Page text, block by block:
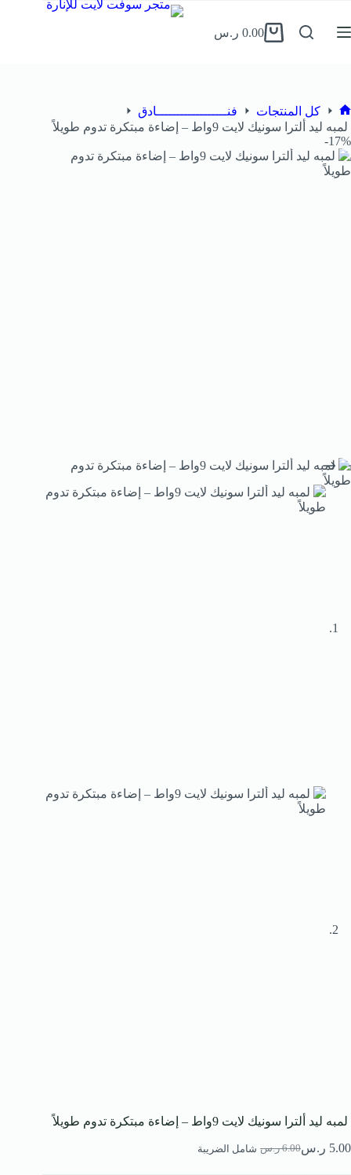
0.00 ر.س
كل المنتجات
فنــــــــــــــــــادق
لمبه ليد ألترا سونيك لايت 9واط – إضاءة مبتكرة تدوم طويلاً
17%-
لمبه ليد ألترا سونيك لايت 9واط – إضاءة مبتكرة تدوم طويلاً
6.00 ر.س 5.00 ر.س شامل الضريبة